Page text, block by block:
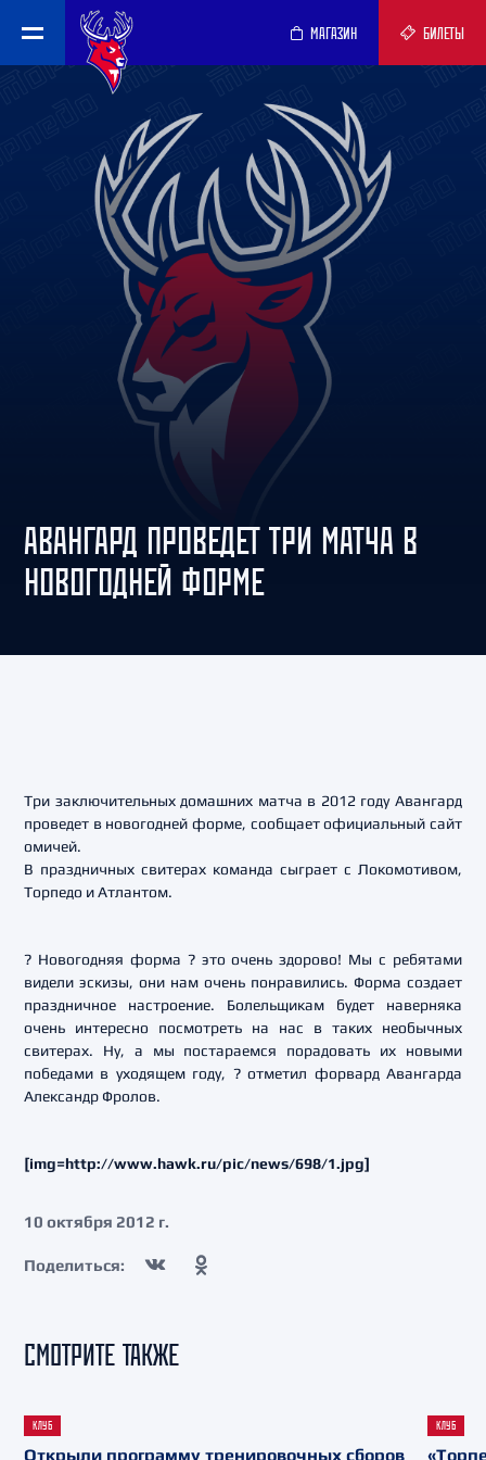
МАГАЗИН БИЛЕТЫ
АВАНГАРД ПРОВЕДЕТ ТРИ МАТЧА В
НОВОГОДНЕЙ ФОРМЕ
Три заключительных домашних матча в 2012 году Авангард
проведет в новогодней форме, сообщает официальный сайт
омичей.
В праздничных свитерах команда сыграет с Локомотивом,
Торпедо и Атлантом.
? Новогодняя форма ? это очень здорово! Мы с ребятами
видели эскизы, они нам очень понравились. Форма создает
праздничное настроение. Болельщикам будет наверняка
очень интересно посмотреть на нас в таких необычных
свитерах. Ну, а мы постараемся порадовать их новыми
победами в уходящем году, ? отметил форвард Авангарда
Александр Фролов.
[img=http://www.hawk.ru/pic/news/698/1.jpg]
10 октября 2012 г.
Поделиться:
СМОТРИТЕ ТАКЖЕ
КЛУБ
Открыли программу тренировочных сборов
КЛУБ